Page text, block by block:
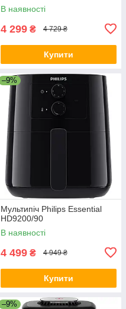
В наявності
4 299 ₴ 4 729 ₴
Купити
–9%
Мультипіч Philips Essential
HD9200/90
В наявності
4 499 ₴ 4 949 ₴
Купити
–9%